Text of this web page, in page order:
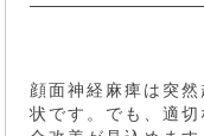
顔面神経麻痺は突
状です。でも、適